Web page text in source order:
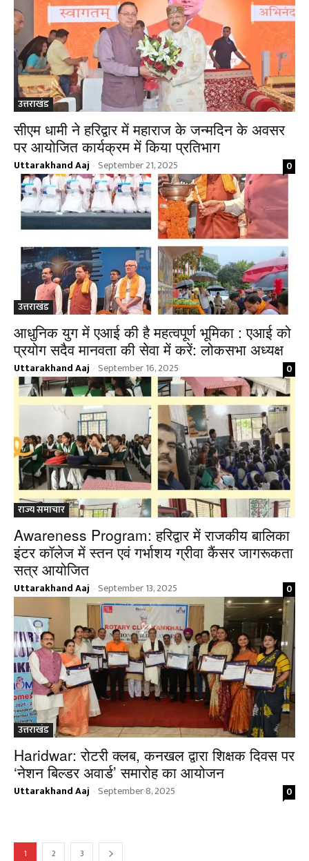
उत्तराखंड
सीएम धामी ने हरिद्वार में महाराज के जन्मदिन के अवसर
पर आयोजित कार्यक्रम में किया प्रतिभाग
Uttarakhand Aaj - September 21, 2025 0
उत्तराखंड
आधुनिक युग में एआई की है महत्वपूर्ण भूमिका : एआई को
प्रयोग सदैव मानवता की सेवा में करें: लोकसभा अध्यक्ष
Uttarakhand Aaj - September 16, 2025 0
राज्य समाचार
Awareness Program: हरिद्वार में राजकीय बालिका
इंटर कॉलेज में स्तन एवं गर्भाशय ग्रीवा कैंसर जागरूकता
सत्र आयोजित
Uttarakhand Aaj - September 13, 2025 0
उत्तराखंड
Haridwar: रोटरी क्लब, कनखल द्वारा शिक्षक दिवस पर
‘नेशन बिल्डर अवार्ड’ समारोह का आयोजन
Uttarakhand Aaj - September 8, 2025 0
1 2 3